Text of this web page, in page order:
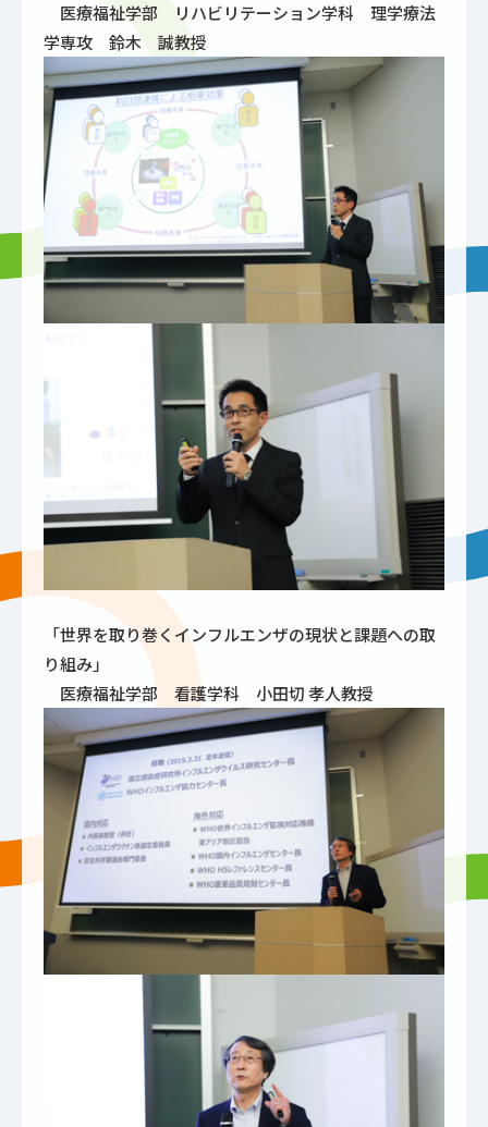
医療福祉学部 リハビリテーション学科 理学療法
学専攻 鈴木 誠教授
「世界を取り巻くインフルエンザの現状と課題への取
り組み」
医療福祉学部 看護学科 小田切 孝人教授